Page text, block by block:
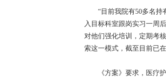
“目前我院有50多名持有
入目标科室跟岗实习一周
对他们强化培训，定期考
索这一模式，截至目前已
《方案》要求，医疗护